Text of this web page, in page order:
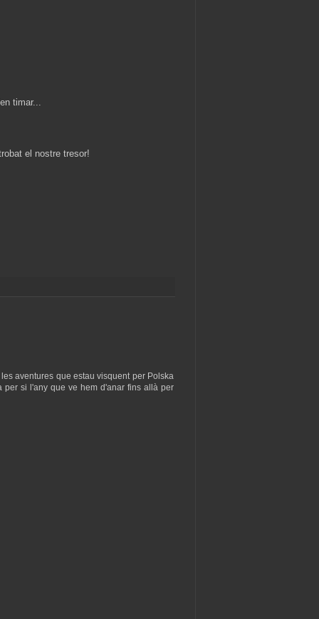
timar...
el nostre tresor!
aventures que estau visquent per Polska
per si l'any que ve hem d'anar fins allà per